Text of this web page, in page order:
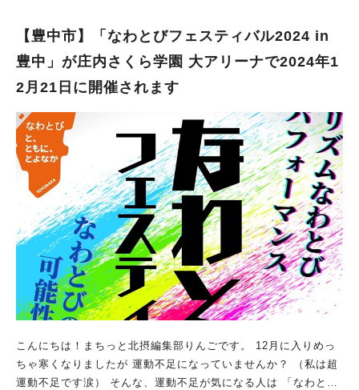
す。 2回目となる今回は、ラインナップ豊富な約20店舗がスタン
珈琲など その場で楽しめるあたたかいフード＆ドリンク、米粉
クレープなどキッチンカー、 季節の果物を使った焼き菓子、日
スマス＆お正月飾りやくらしの雑貨、アクセサリーなど 自分へ
のご褒美やギフトにもぴったりのアイテムも登場！ 生演奏の弾
き語りライブや、ヘッドマッサージなどリラクゼーションも。
ホッとひと息つきながら、ゆったりとした時間を過ごせそうです
ね♪ 「寒い季節ですが、師走の忙しさは一旦忘れて、 ココロも
カラダもあたたまるじかんを共に過ごせると嬉しいです♪ ぜひ気
軽にお立ち寄りください！」（イベント主催者より） ▼イベン
トの詳細は「しまくまマルシェ」のインスタグラムをチェック！
a.marche)がシェアした投稿
【豊中市】「なわとびフェスティバル2024 in
豊中」が庄内さくら学園 大アリーナで2024年1
2月21日に開催されます
こんにちは！まちっと北摂編集部りんごです。 12月に入りめっ
ちゃ寒くなりましたが 運動不足になっていませんか？ （私は超
運動不足です涙） そんな、運動不足が気になる人は 「なわとび